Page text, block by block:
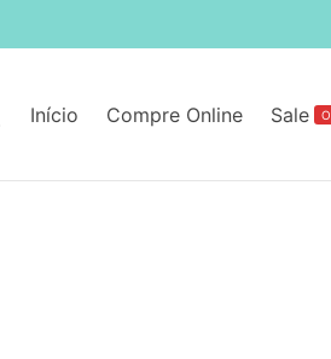
Início Compre Online Sale